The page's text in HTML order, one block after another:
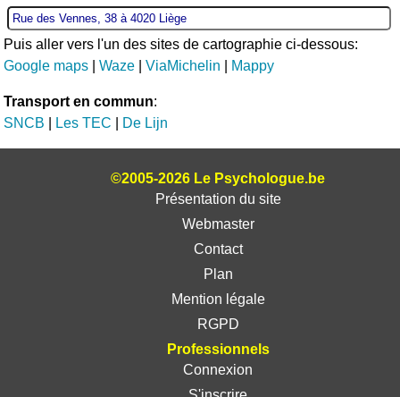
Puis aller vers l'un des sites de cartographie ci-dessous:
Google maps |Waze |ViaMichelin Mappy
Transport en commun:
SNCB
Les TEC De Lijn
©2005-2026 Le Psychologue.be
Présentation du site
Webmaster
Contact
Plan
Mention légale
RGPD
Professionnels
Connexion